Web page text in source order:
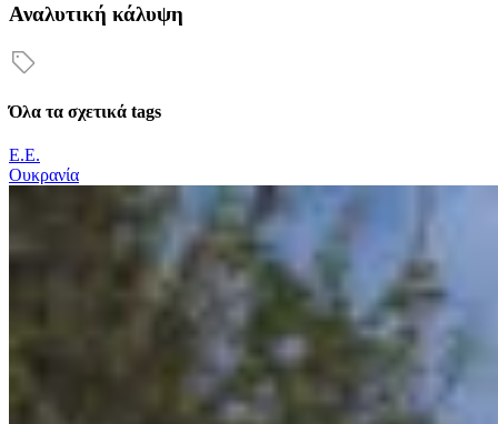
Αναλυτική κάλυψη
Όλα τα σχετικά tags
Ε.Ε.
Ουκρανία